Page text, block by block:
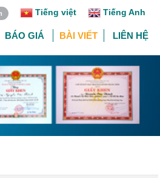
Tiếng việt Tiếng Anh
BÁO GIÁ BÀI VIẾT LIÊN HỆ